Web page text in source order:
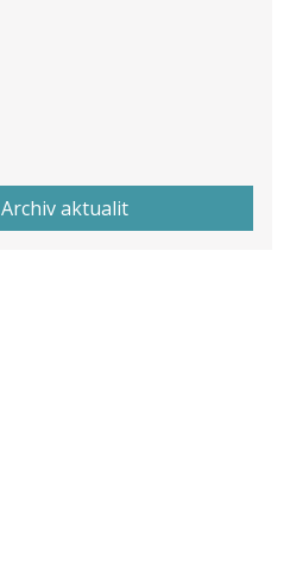
Archiv aktualit